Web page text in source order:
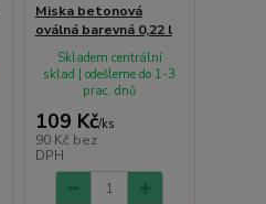
Miska betonová
oválná barevná 0,22 l
109 Kč/ks
90 Kč bez
DPH
Skladem centrální
sklad | odešleme do 1-3
prac. dnů